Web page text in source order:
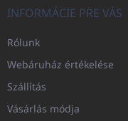
INFORMÁCIE PRE VÁS
Rólunk
Webáruház értékelése
Szállítás
Vásárlás módja